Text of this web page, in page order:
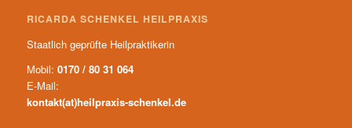
RICARDA SCHENKEL HEILPRAXIS
Staatlich geprüfte Heilpraktikerin
Mobil: 0170 / 80 31 064
E-Mail:
kontakt(at)heilpraxis-schenkel.de